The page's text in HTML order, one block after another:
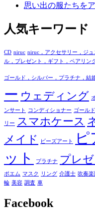
思い出の服たちを
人気キーワード
CD niruc niruc，アクセサリー，ジ
ル，プレゼント，ギフト，ペアリン
ゴールド，シルバー，プラチナ，結
ー ウェディング
ンサート コンディショナー ゴールド
リー スマホケース
メイド
ビーズアート ピ
ット
プラチナ プレ
ポエム マスク リング 介護士 吹奏楽
輪 美容 調査 車
Facebook